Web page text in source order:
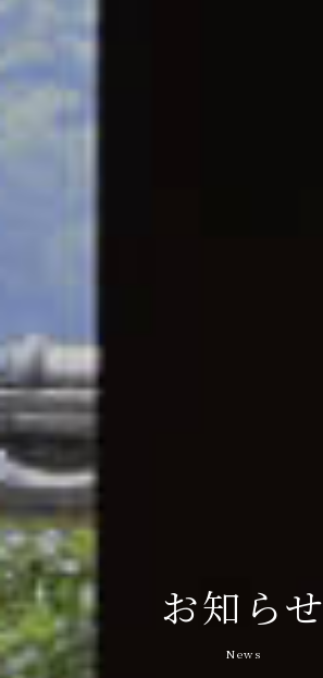
お知らせ
News